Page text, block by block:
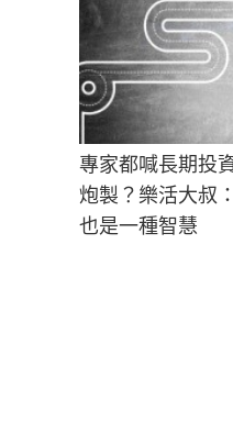
專家都喊長期投
炮製？樂活大叔
也是一種智慧